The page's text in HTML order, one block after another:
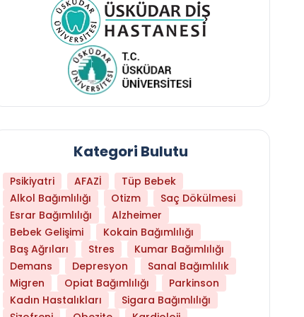
Hangi Yaşta Hangi Testi Yaptırmanız
Kategori Bulutu
Psikiyatri AFAZİ
Tüp Bebek
Alkol Bağımlılığı
Otizm
Saç Dökülmesi
Esrar Bağımlılığı
Alzheimer
Bebek Gelişimi
Kokain Bağımlılığı
Baş Ağrıları
Stres
Kumar Bağımlılığı
Demans
Depresyon
Sanal Bağımlılık
Migren
Opiat Bağımlılığı
Parkinson
Kadın Hastalıkları
Sigara Bağımlılığı